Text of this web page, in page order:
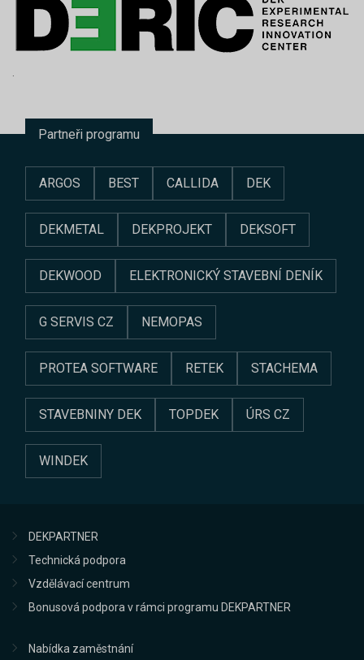
Partneři programu
ARGOS BEST CALLIDA DEK
DEKMETAL DEKPROJEKT DEKSOFT
DEKWOOD ELEKTRONICKÝ STAVEBNÍ DENÍK
G SERVIS CZ NEMOPAS
PROTEA SOFTWARE RETEK STACHEMA
STAVEBNINY DEK TOPDEK ÚRS CZ
WINDEK
DEKPARTNER
Technická podpora
Vzdělávací centrum
Bonusová podpora v rámci programu DEKPARTNER
Nabídka zaměstnání